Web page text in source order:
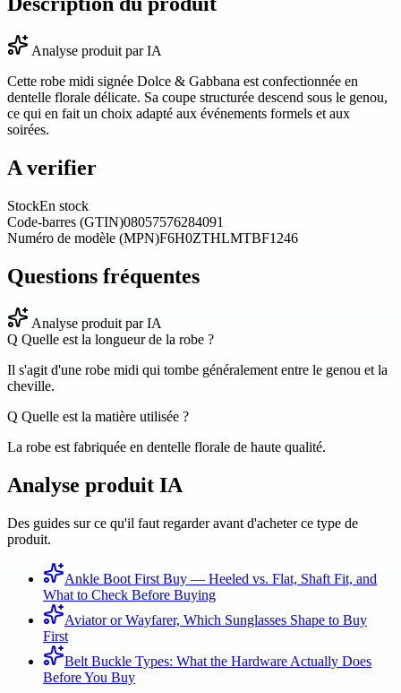
Analyse produit par IA
Cette robe midi signée Dolce & Gabbana est confectionnée en
dentelle florale délicate. Sa coupe structurée descend sous le genou,
ce qui en fait un choix adapté aux événements formels et aux
soirées.
A verifier
StockEn stock
Code-barres (GTIN)08057576284091
Numéro de modèle (MPN)F6H0ZTHLMTBF1246
Questions fréquentes
Analyse produit par IA
Q Quelle est la longueur de la robe ?
Il s'agit d'une robe midi qui tombe généralement entre le genou et la
cheville.
Q Quelle est la matière utilisée ?
La robe est fabriquée en dentelle florale de haute qualité.
Analyse produit IA
Des guides sur ce qu'il faut regarder avant d'acheter ce type de
produit.
Ankle Boot First Buy — Heeled vs. Flat, Shaft Fit, and
What to Check Before Buying
Aviator or Wayfarer, Which Sunglasses Shape to Buy
First
Belt Buckle Types: What the Hardware Actually Does
Before You Buy